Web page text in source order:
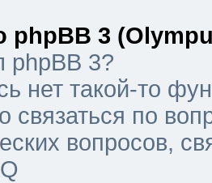
phpBB 3
phpBB 3?
нет такой-то
по
вопросов,